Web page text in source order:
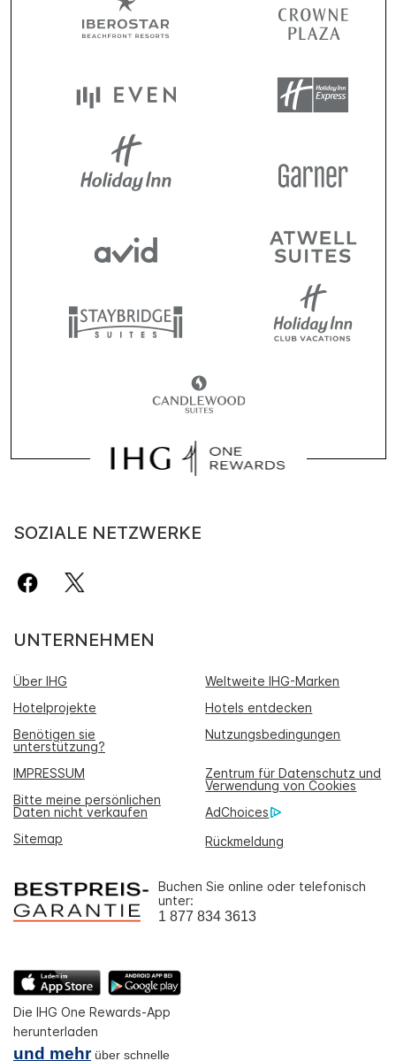
SOZIALE NETZWERKE
UNTERNEHMEN
Über IHG
Weltweite IHG-Marken
Hotelprojekte
Hotels entdecken
Benötigen sie
unterstützung?
Nutzungsbedingungen
IMPRESSUM
Zentrum für Datenschutz und
Verwendung von Cookies
Bitte meine persönlichen
Daten nicht verkaufen
AdChoices
Sitemap
Rückmeldung
Buchen Sie online oder telefonisch
unter:
1 877 834 3613
Die IHG One Rewards-App
herunterladen
und mehrüber schnelle